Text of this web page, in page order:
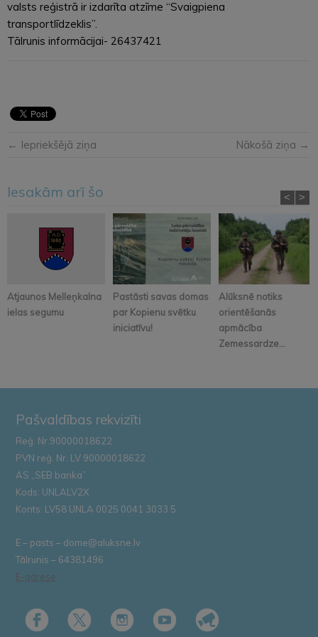
valsts reģistrā ir izdarīta atzīme “Svaigpiena
transportlīdzeklis”.
Tālrunis informācijai- 26437421
← Iepriekšējā ziņa Nākošā ziņa →
Iesakām arī šo
Atjaunos Melleņkalna
ielas segumu
Pastāsti savas domas
par Kopienu svētku
iniciatīvu!
Alūksnē notiks
orientēšanās
apmācība
Zemessardze...
< >
Pašvaldības rekvizīti
Reģ. Nr.90000018622
PVN reģ. Nr. LV 90000018622
AS „SEB banka”
Kods: UNLALV2X
Konts: LV58 UNLA 0025 0041 3033 5
E – pasts – dome@aluksne.lv
Tālrunis – 64381496
E-adrese